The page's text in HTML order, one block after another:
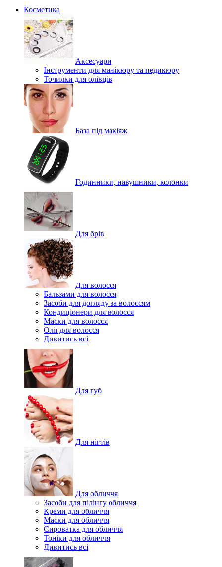
Косметика
Аксесуари
Інструменти для манікюру та педикюру
Точилки для олівців
База під макіяж
Годинники, навушники, колонки
Для брів
Для волосся
Бальзами для волосся
Засоби для догляду за волоссям
Кондиціонери для волосся
Маски для волосся
Олії для волосся
Дивитись всі
Для губ
Для нігтів
Для обличчя
Засоби для пілінгу обличчя
Креми для обличчя
Маски для обличчя
Сироватка для обличчя
Тоніки для обличчя
Дивитись всі